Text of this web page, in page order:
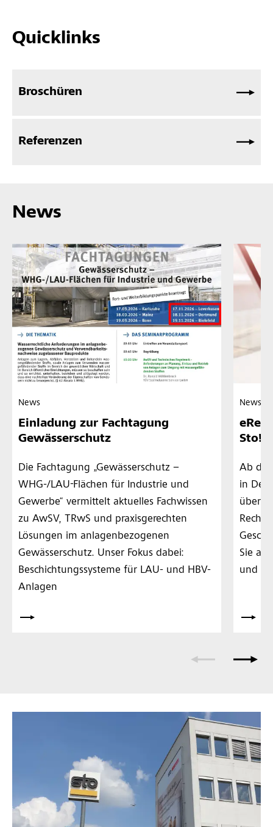
Quicklinks
Broschüren
Referenzen
News
Einladung zur Fachtagung
Gewässerschutz
Die Fachtagung „Gewässerschutz –
WHG-/LAU-Flächen für Industrie und
Gewerbe“ vermittelt aktuelles Fachwissen
zu AwSV, TRwS und praxisgerechten
Lösungen im anlagenbezogenen
Gewässerschutz. Unser Fokus dabei:
Beschichtungssysteme für LAU- und HBV-
Anlagen
News
Sto!
Ab
in
über
Sie
und
News